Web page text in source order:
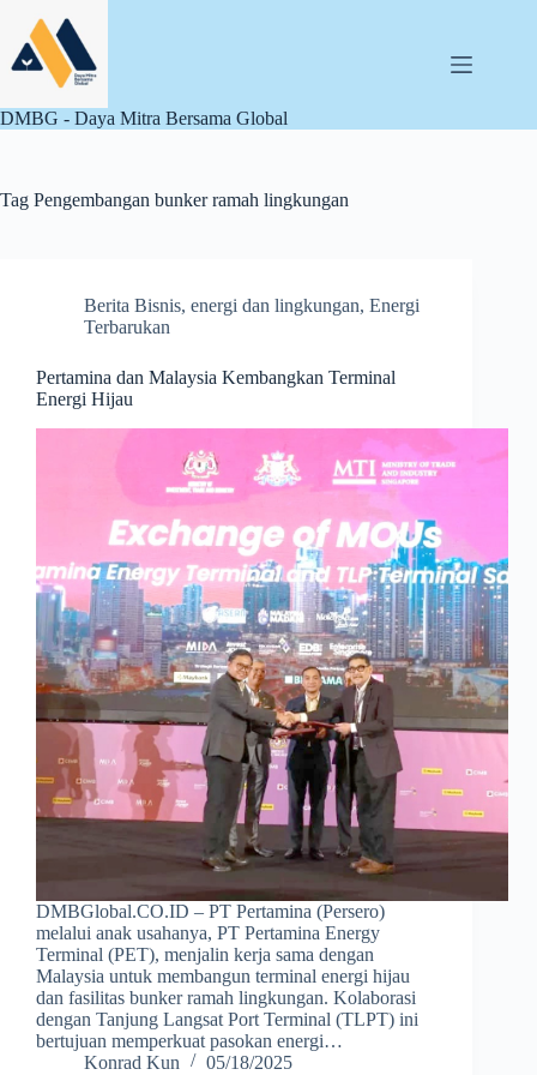
content
DMBG - Daya Mitra Bersama Global
Tag Pengembangan bunker ramah lingkungan
Berita Bisnis, energi dan lingkungan, Energi
Terbarukan
Pertamina dan Malaysia Kembangkan Terminal
Energi Hijau
DMBGlobal.CO.ID – PT Pertamina (Persero)
melalui anak usahanya, PT Pertamina Energy
Terminal (PET), menjalin kerja sama dengan
Malaysia untuk membangun terminal energi hijau
dan fasilitas bunker ramah lingkungan. Kolaborasi
dengan Tanjung Langsat Port Terminal (TLPT) ini
bertujuan memperkuat pasokan energi…
Konrad Kun
05/18/2025